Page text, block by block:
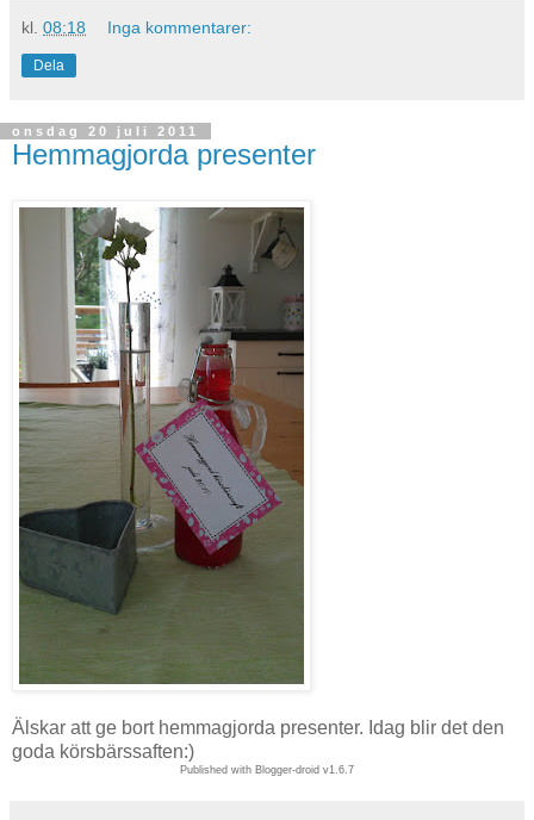
kl. 08:18 Inga kommentarer:
Dela
onsdag 20 juli 2011
Hemmagjorda presenter
Älskar att ge bort hemmagjorda presenter. Idag blir det den
goda körsbärssaften:)
Published with Blogger-droid v1.6.7